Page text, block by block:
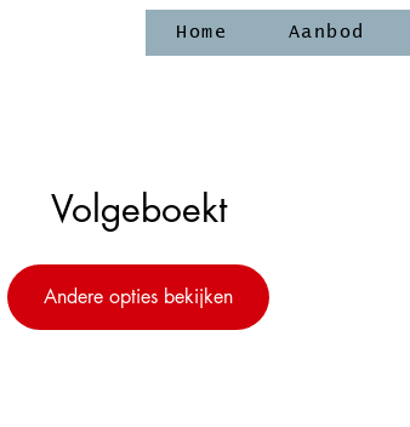
Home Aanbod
Volgeboekt
Andere opties bekijken